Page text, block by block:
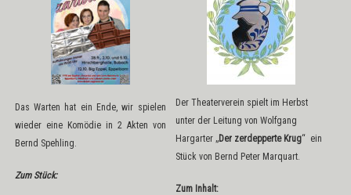
Das Warten hat ein Ende, wir spielen
wieder eine Komödie in 2 Akten von
Bernd Spehling.
Zum Stück:
Der Theaterverein spielt im Herbst
unter der Leitung von Wolfgang
Hargarter „Der zerdepperte Krug“ ein
Stück von Bernd Peter Marquart.
Zum Inhalt: